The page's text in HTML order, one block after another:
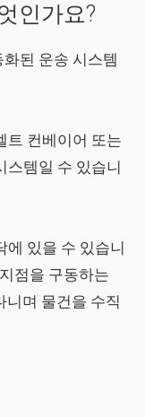
인가요?
된 운송 시스템
트 컨베이어 또는
스템일 수 있습니
에 있을 수 있습니
점을 구동하는
니며 물건을 수직